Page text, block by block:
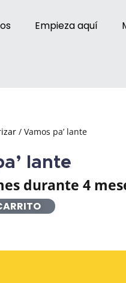
Empieza aquí
/ Vamos pa’ lante
lante
durante 4